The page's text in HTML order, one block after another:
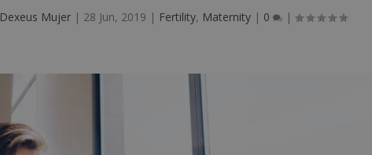
Dexeus Mujer | 28 Jun, 2019 | Fertility, Maternity | 0 |